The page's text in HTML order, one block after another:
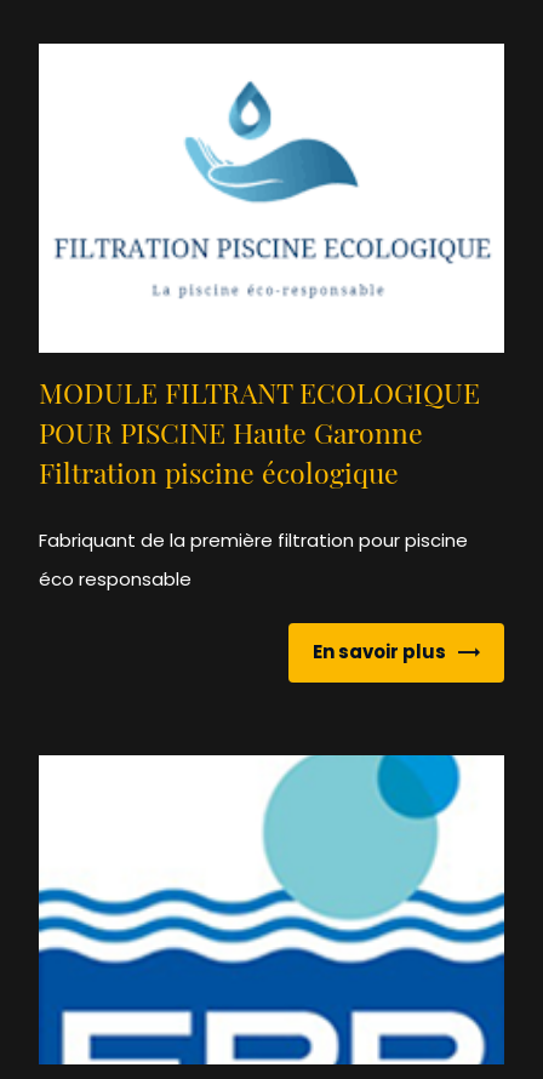
MODULE FILTRANT ECOLOGIQUE
POUR PISCINE Haute Garonne
Filtration piscine écologique
Fabriquant de la première filtration pour piscine
éco responsable
En savoir plus